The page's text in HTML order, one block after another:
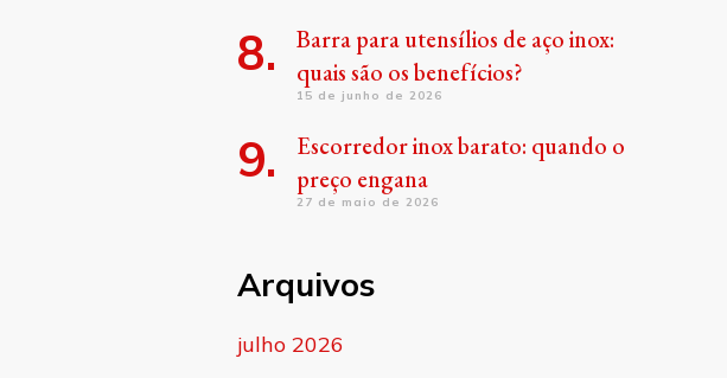
Barra para utensílios de aço inox:
quais são os benefícios?
15 de junho de 2026
Escorredor inox barato: quando o
preço engana
27 de maio de 2026
Arquivos
julho 2026